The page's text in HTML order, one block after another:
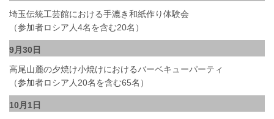
埼玉伝統工芸館における手漉き和紙作り体験会
（参加者ロシア人4名を含む20名）
9月30日
高尾山麓の夕焼け小焼けにおけるバーベキューパーティ
（参加者ロシア人20名を含む65名）
10月1日